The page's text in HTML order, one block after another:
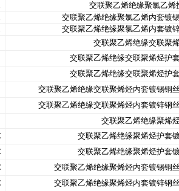
交联聚乙烯绝缘聚氯乙
交联聚乙烯绝缘聚氯乙烯内套镀
交联聚乙烯绝缘聚氯乙烯内套镀
交联聚乙烯绝缘交联聚
交联聚乙烯绝缘交联聚烯烃护
交联聚乙烯绝缘交联聚烯烃护
交联聚乙烯绝缘交联聚烯烃内套镀锡铜
交联聚乙烯绝缘交联聚烯烃内套镀锌钢
交联聚乙烯绝缘聚烯
交联聚乙烯绝缘聚烯烃护套
交联聚乙烯绝缘聚烯烃护套
交联聚乙烯绝缘聚烯烃内套镀锡铜
交联聚乙烯绝缘聚烯烃内套镀锌钢